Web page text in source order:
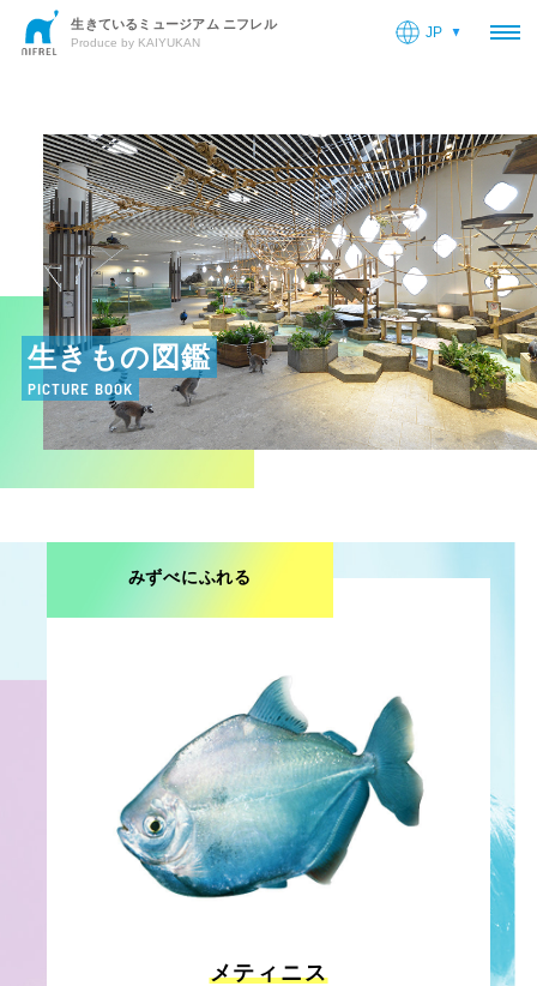
生きているミュージアム ニフレル
Produce by KAIYUKAN
JP
生きもの図鑑
PICTURE BOOK
みずべにふれる
メティニス